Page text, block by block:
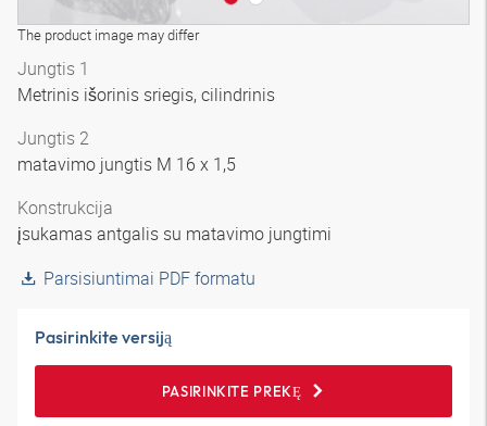
The product image may differ
Jungtis 1
Metrinis išorinis sriegis, cilindrinis
Jungtis 2
matavimo jungtis M 16 x 1,5
Konstrukcija
įsukamas antgalis su matavimo jungtimi
Parsisiuntimai PDF formatu
Pasirinkite versiją
PASIRINKITE PREKĘ